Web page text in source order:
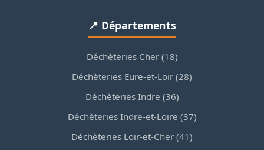
📍 Départements
Déchèteries Cher (18)
Déchèteries Eure-et-Loir (28)
Déchèteries Indre (36)
Déchèteries Indre-et-Loire (37)
Déchèteries Loir-et-Cher (41)